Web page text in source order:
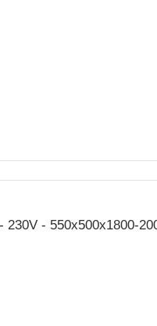
- 550x500x1800-